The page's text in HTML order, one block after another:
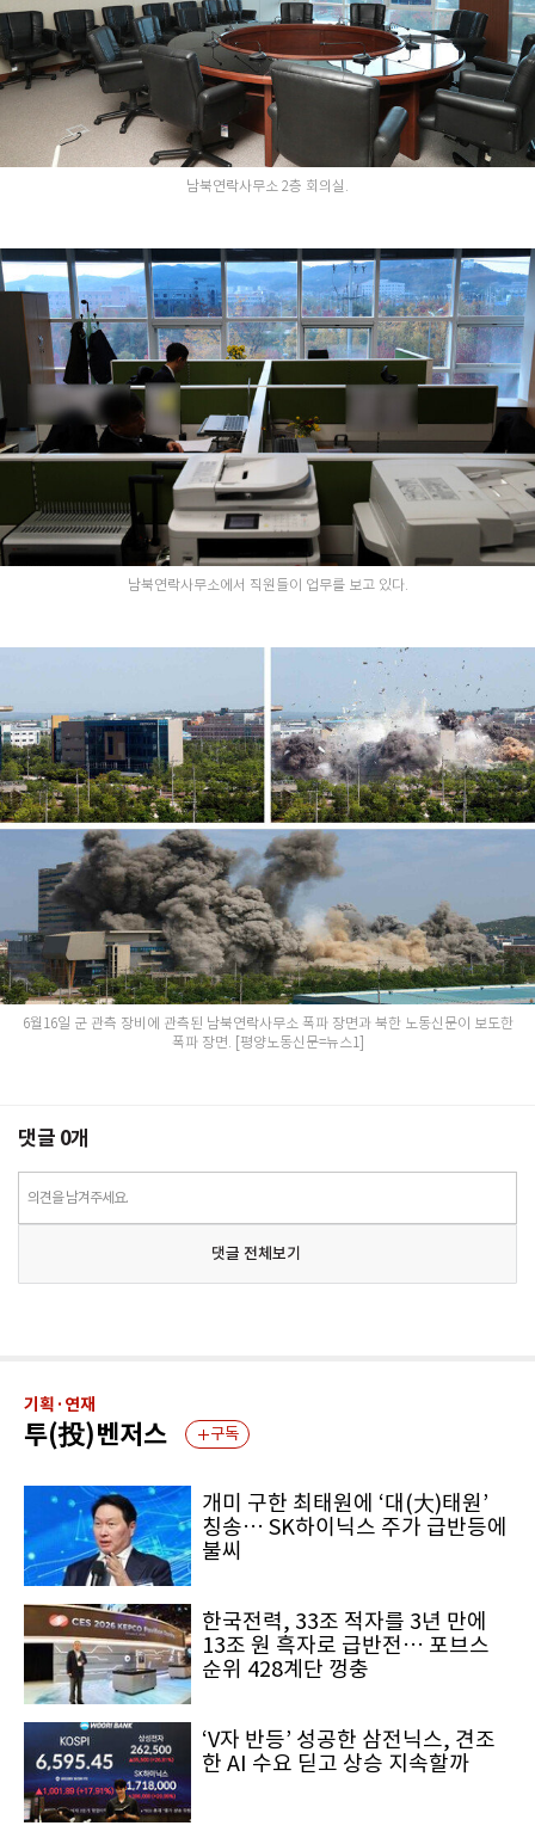
남북연락사무소 2층 회의실.
남북연락사무소에서 직원들이 업무를 보고 있다.
6월16일 군 관측 장비에 관측된 남북연락사무소 폭파 장면과 북한 노동신문이 보도한
폭파 장면. [평양노동신문=뉴스1]
댓글 0개
의견을 남겨주세요.
댓글 전체보기
기획·연재
투(投)벤저스 구독
개미 구한 최태원에 ‘대(大)태원’
칭송… SK하이닉스 주가 급반등에
불씨
한국전력, 33조 적자를 3년 만에
13조 원 흑자로 급반전… 포브스
순위 428계단 껑충
‘V자 반등’ 성공한 삼전닉스, 견조
한 AI 수요 딛고 상승 지속할까